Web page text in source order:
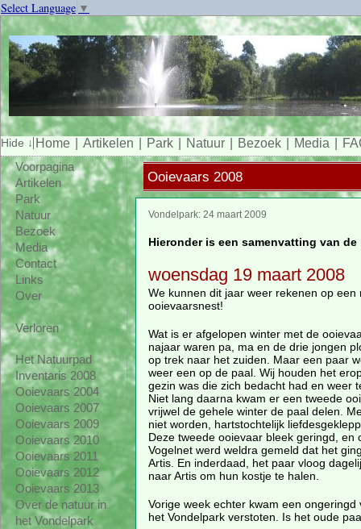
Select Language ▼
Home Artikelen Park Natuur Bezoek Media
Voorpagina
Artikelen
Park
Natuur
Bezoek
Media
Contact
Links
Over
Verloren
Het Natuurpad
Inventaris 2008
Ooievaars 2004
Ooievaars 2007
Ooievaars 2009
Ooievaars 2010
Ooievaars 2011
Ooievaars 2012
Ooievaars 2013
Over de natuur in
het Vondelpark
Ooievaars 2008
Vondelpark: 24 maart 2009
Hieronder is een samenvatting van
woensdag 19 maart 2008
We kunnen dit jaar weer rekenen op een
ooievaarsnest!
Wat is er afgelopen winter met de
najaar waren pa, ma en de drie jongen
op trek naar het zuiden. Maar een paar
weer een op de paal. Wij houden het
gezin was die zich bedacht had en weer
Niet lang daarna kwam er een tweede
vrijwel de gehele winter de paal delen.
niet worden, hartstochtelijk
Deze tweede ooievaar bleek geringd, en
Vogelnet werd weldra gemeld dat het
Artis. En inderdaad, het paar vloog
naar Artis om hun kostje te halen.
Vorige week echter kwam een
het Vondelpark verstoten. Is het oude